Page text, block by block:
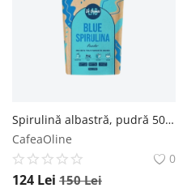
Spirulină albastră, pudră 50g - Default Title The Organic Lab
CafeaOline
0
124 Lei 150Lei